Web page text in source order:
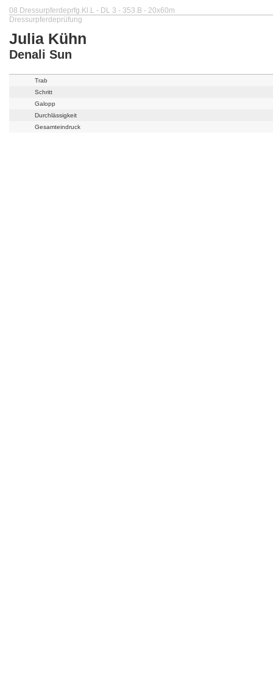
08 Dressurpferdeprfg.Kl.L - DL 3 - 353.B - 20x60m
Dressurpferdeprüfung
Julia Kühn
Denali Sun
Trab
Schritt
Galopp
Durchlässigkeit
Gesamteindruck